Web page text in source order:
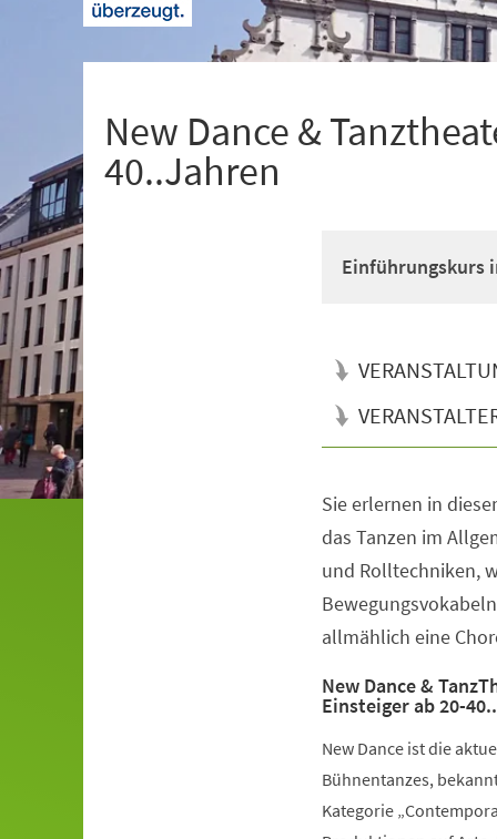
New Dance &
40..Jahren
Einführungskurs
Sie erlernen in
das Tanzen im
und Rolltechniken,
allmählich eine
New Dance &
Einsteiger ab 20-
New Dance ist die
Bühnentanzes,
Kategorie